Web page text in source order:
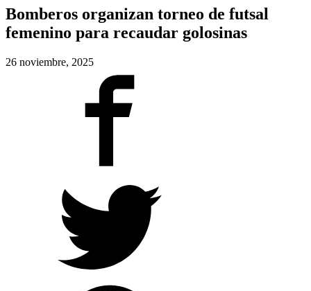
Bomberos organizan torneo de futsal
femenino para recaudar golosinas
26 noviembre, 2025